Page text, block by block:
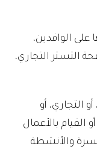
الوافدين،
التستر التجاري،
التجاري، أو
القيام بالأعمال
والأنشطة